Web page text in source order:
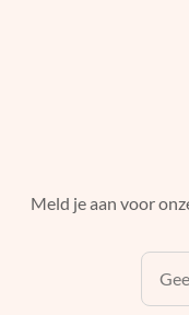
Meld je aan voor